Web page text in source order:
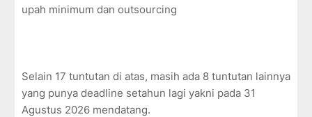
upah minimum dan outsourcing
Selain 17 tuntutan di atas, masih ada 8 tuntutan lainnya
yang punya deadline setahun lagi yakni pada 31
Agustus 2026 mendatang.